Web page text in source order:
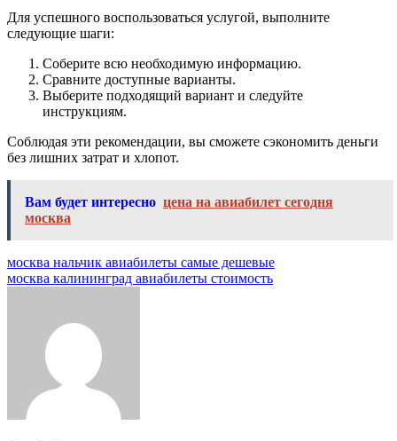
Для успешного воспользоваться услугой, выполните
следующие шаги:
Соберите всю необходимую информацию.
Сравните доступные варианты.
Выберите подходящий вариант и следуйте
инструкциям.
Соблюдая эти рекомендации, вы сможете сэкономить деньги
без лишних затрат и хлопот.
Вам будет интересно цена на авиабилет сегодня
москва
Навигация
по
москва нальчик авиабилеты самые дешевые
москва калининград авиабилеты стоимость